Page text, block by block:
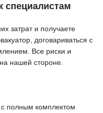
специалистам
затрат и получаете
договариваться с
Все риски и
нашей стороне.
полным комплектом